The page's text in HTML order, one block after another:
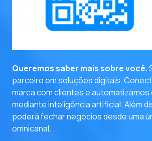
Queremos saber mais sobre você.
parceiro em soluções digitais.
marca com clientes e
mediante inteligência artificial. Além
poderá fechar negócios desde uma
omnicanal.